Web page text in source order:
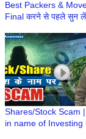
Best Packers &
Final करने से पहले सुन
M Harsha Vardhan,
Shares/Stock Scam
in name of Investing